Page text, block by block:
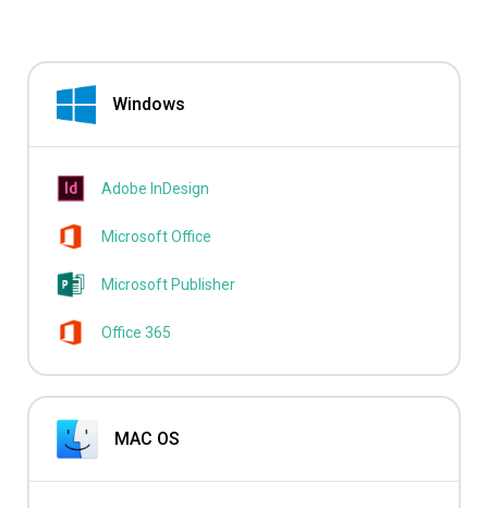
Windows
Adobe InDesign
Microsoft Office
Microsoft Publisher
Office 365
MAC OS